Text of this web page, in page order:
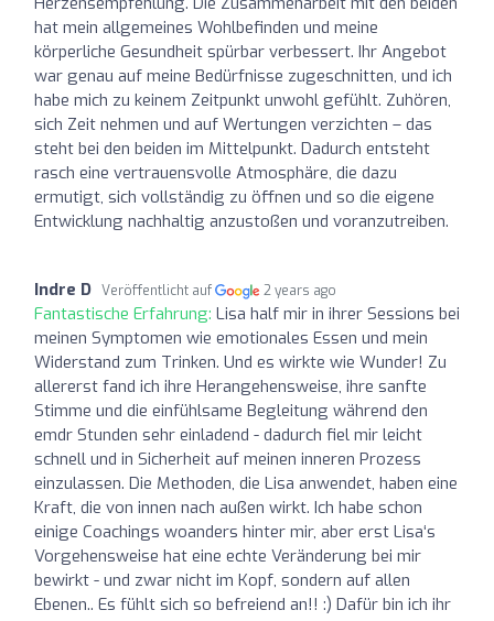
hat mein allgemeines Wohlbefinden und meine
körperliche Gesundheit spürbar verbessert. Ihr Angebot
war genau auf meine Bedürfnisse zugeschnitten, und ich
habe mich zu keinem Zeitpunkt unwohl gefühlt. Zuhören,
sich Zeit nehmen und auf Wertungen verzichten – das
steht bei den beiden im Mittelpunkt. Dadurch entsteht
rasch eine vertrauensvolle Atmosphäre, die dazu
ermutigt, sich vollständig zu öffnen und so die eigene
Entwicklung nachhaltig anzustoßen und voranzutreiben.
Indre D Veröffentlicht auf 2 years ago
Fantastische Erfahrung: Lisa half mir in ihrer Sessions bei
meinen Symptomen wie emotionales Essen und mein
Widerstand zum Trinken. Und es wirkte wie Wunder! Zu
allererst fand ich ihre Herangehensweise, ihre sanfte
Stimme und die einfühlsame Begleitung während den
emdr Stunden sehr einladend - dadurch fiel mir leicht
schnell und in Sicherheit auf meinen inneren Prozess
einzulassen. Die Methoden, die Lisa anwendet, haben eine
Kraft, die von innen nach außen wirkt. Ich habe schon
einige Coachings woanders hinter mir, aber erst Lisa‘s
Vorgehensweise hat eine echte Veränderung bei mir
bewirkt - und zwar nicht im Kopf, sondern auf allen
Ebenen.. Es fühlt sich so befreiend an!! :) Dafür bin ich ihr